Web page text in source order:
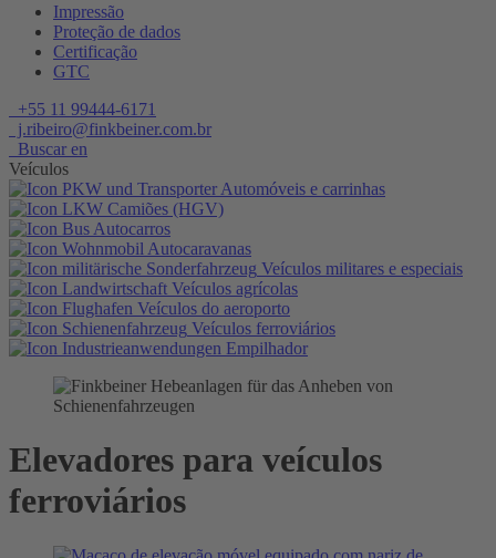
Impressão
Proteção de dados
Certificação
GTC
+55 11 99444-6171
j.ribeiro@finkbeiner.com.br
Buscar en
Veículos
Automóveis e carrinhas
Camiões (HGV)
Autocarros
Autocaravanas
Veículos militares e especiais
Veículos agrícolas
Veículos do aeroporto
Veículos ferroviários
Empilhador
Elevadores para veículos
ferroviários